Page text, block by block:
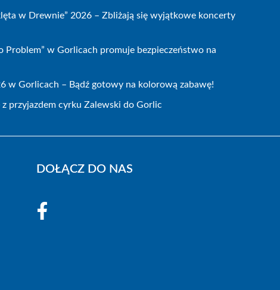
w Drewnie” 2026 – Zbliżają się wyjątkowe koncerty
Problem” w Gorlicach promuje bezpieczeństwo na
w Gorlicach – Bądź gotowy na kolorową zabawę!
przyjazdem cyrku Zalewski do Gorlic
DOŁĄCZ DO NAS